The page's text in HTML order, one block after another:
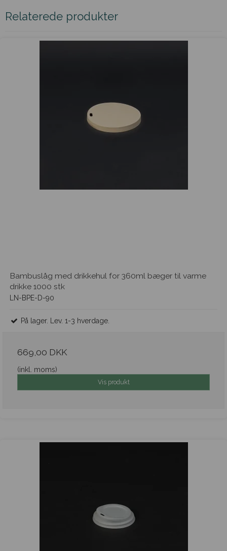
Relaterede produkter
Bambuslåg med drikkehul for 360ml bæger til varme
drikke 1000 stk
LN-BPE-D-90
På lager. Lev. 1-3 hverdage.
669,00 DKK
(inkl. moms)
Vis produkt